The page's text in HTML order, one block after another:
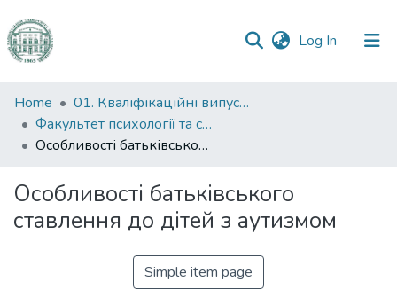
Log In (current)
Communities
&
Collections
Statistics
Home
01. Кваліфікаційні випускні роботи здобувачів вищої освіти
Факультет психології та соціальної роботи
Особливості батьківського ставлення до дітей з аутизмом
Особливості батьківського
ставлення до дітей з аутизмом
Simple item page